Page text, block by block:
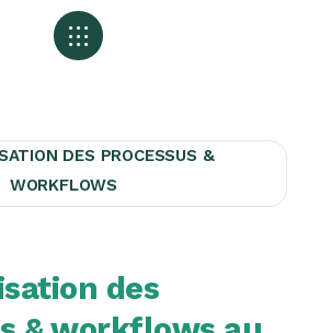
DES PROCESSUS &
WORKFLOWS
des